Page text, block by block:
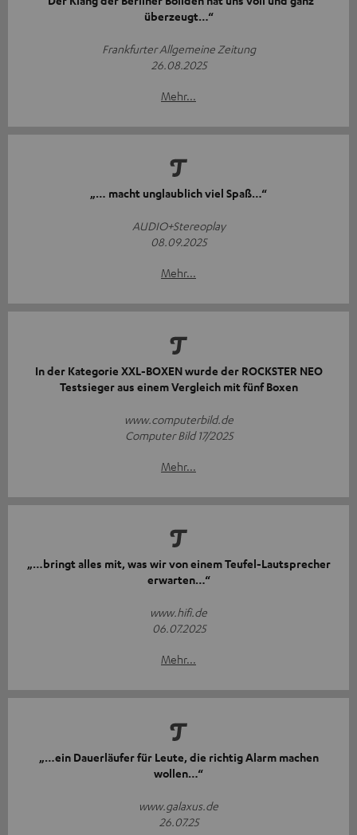
überzeugt…“
Frankfurter Allgemeine Zeitung
26.08.2025
Mehr...
„… macht unglaublich viel Spaß…“
AUDIO+Stereoplay
08.09.2025
Mehr...
In der Kategorie XXL-BOXEN wurde der ROCKSTER NEO
Testsieger aus einem Vergleich mit fünf Boxen
www.computerbild.de
Computer Bild 17/2025
Mehr...
„…bringt alles mit, was wir von einem Teufel-Lautsprecher
erwarten…“
www.hifi.de
06.07.2025
Mehr...
„…ein Dauerläufer für Leute, die richtig Alarm machen
wollen…“
www.galaxus.de
26.07.25